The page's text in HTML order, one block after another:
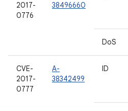
2017-
0776
38496660
DoS
CVE-
2017-
0777
A-
38342499
ID